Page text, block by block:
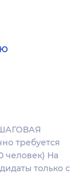
требуется
человек) На
только с